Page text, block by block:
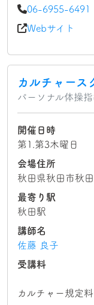
06-6955-6491
Webサイト
カルチャース
パーソナル体操
開催日時
第1.第3木曜日
会場住所
秋田県秋田市秋
最寄り駅
秋田駅
講師名
佐藤 良子
受講料
カルチャー規定